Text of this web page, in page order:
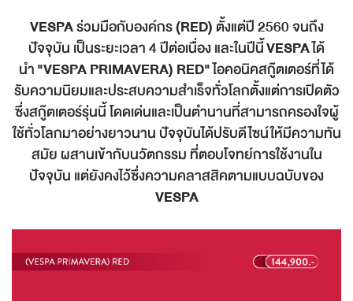
VESPAร่วมมือกับองค์กร(RED) ตั้งแต่ปี 2560 จนถึง
ปัจจุบัน เป็นระยะเวลา 4 ปีต่อเนื่อง และในปีนี้VESPAได้
นำ"VESPA PRIMAVERA) RED"ไอคอนิคสกู๊ตเตอร์ที่ได้
รับความนิยมและประสบความสำเร็จทั่วโลกตั้งแต่การเปิดตัว
ซึ่งสกู๊ตเตอร์รุ่นนี้ โดดเด่นและเป็นตำนานที่สามารถครองใจผู้
ใช้ทั่วโลกมาอย่างยาวนาน ปัจจุบันได้ปรับดีไซน์ให้มีความทัน
สมัย ผสานเข้ากับนวัตกรรม ที่ตอบโจทย์การใช้งานใน
ปัจจุบัน แต่ยังคงไว้ซึ่งความคลาสสิคตามแบบฉบับของ
VESPA